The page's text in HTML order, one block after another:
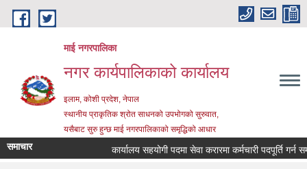
Skip to main content
माई नगरपालिका
नगर कार्यपालिकाको कार्यालय
इलाम, कोशी प्रदेश, नेपाल
स्थानीय प्राकृतिक श्रोत साधनको उपभोगको सुरुवात,
यसैबाट सुरु हुन्छ माई नगरपालिकाको समृद्धिको आधार
समाचार कार्यालय सहयोगी पदमा सेवा करारमा कर्मचारी पदपूर्ति गर्न